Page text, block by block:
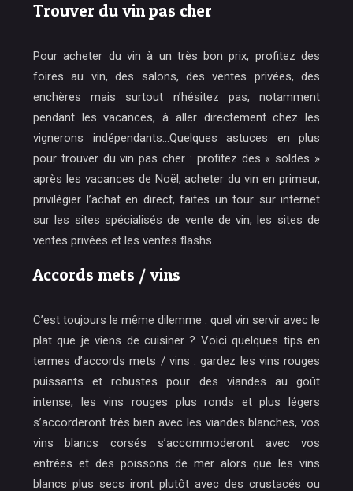
Trouver du vin pas cher
Pour acheter du vin à un très bon prix, profitez des
foires au vin, des salons, des ventes privées, des
enchères mais surtout n’hésitez pas, notamment
pendant les vacances, à aller directement chez les
vignerons indépendants…Quelques astuces en plus
pour trouver du vin pas cher : profitez des « soldes »
après les vacances de Noël, acheter du vin en primeur,
privilégier l’achat en direct, faites un tour sur internet
sur les sites spécialisés de vente de vin, les sites de
ventes privées et les ventes flashs.
Accords mets / vins
C’est toujours le même dilemme : quel vin servir avec le
plat que je viens de cuisiner ? Voici quelques tips en
termes d’accords mets / vins : gardez les vins rouges
puissants et robustes pour des viandes au goût
intense, les vins rouges plus ronds et plus légers
s’accorderont très bien avec les viandes blanches, vos
vins blancs corsés s’accommoderont avec vos
entrées et des poissons de mer alors que les vins
blancs plus secs iront plutôt avec des crustacés ou